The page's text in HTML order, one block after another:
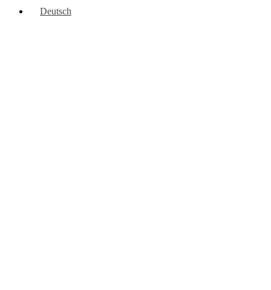
Deutsch